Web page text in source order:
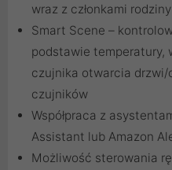
wraz z członkami rodziny
Smart Scene –
podstawie temperatury,
czujnika otwarcia
czujników
Współpraca z
Assistant lub Amazon
Możliwość sterowania